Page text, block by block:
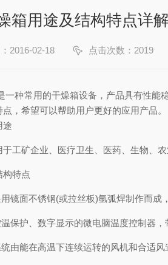
箱用途及结构特点详解
2016-02-18 点击次数：2019
一种常用的干燥箱设备，产品具有性能
，希望可以帮助用户更好的应用产品。
途
工矿企业、医疗卫生、医药、生物、
构特点
镜面不锈钢(或拉丝板)氩弧焊制作而成
保护、数字显示的微电脑温度控制器
由能在高温下连续运转的风机和合适风